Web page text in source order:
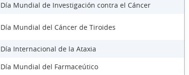
Día Mundial de Investigación contra el Cáncer
Día Mundial del Cáncer de Tiroides
Día Internacional de la Ataxia
Día Mundial del Farmaceútico